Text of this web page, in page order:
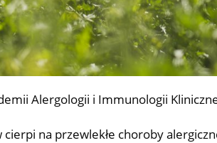
Alergologii i Immunologii
na przewlekłe choroby